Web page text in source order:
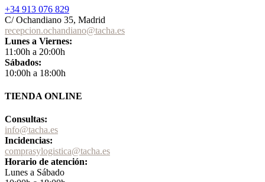
+34 913 076 829
C/ Ochandiano 35, Madrid
recepcion.ochandiano@tacha.es
Lunes a Viernes:
11:00h a 20:00h
Sábados:
10:00h a 18:00h
TIENDA ONLINE
Consultas:
info@tacha.es
Incidencias:
comprasylogistica@tacha.es
Horario de atención:
Lunes a Sábado